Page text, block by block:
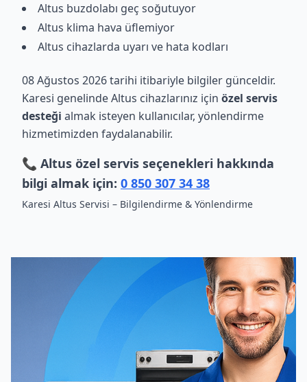
Altus buzdolabı geç soğutuyor
Altus klima hava üflemiyor
Altus cihazlarda uyarı ve hata kodları
08 Ağustos 2026 tarihi itibariyle bilgiler günceldir.
Karesi genelinde Altus cihazlarınız için özel servis
desteği almak isteyen kullanıcılar, yönlendirme
hizmetimizden faydalanabilir.
📞 Altus özel servis seçenekleri hakkında
bilgi almak için: 0 850 307 34 38
Karesi Altus Servisi – Bilgilendirme & Yönlendirme